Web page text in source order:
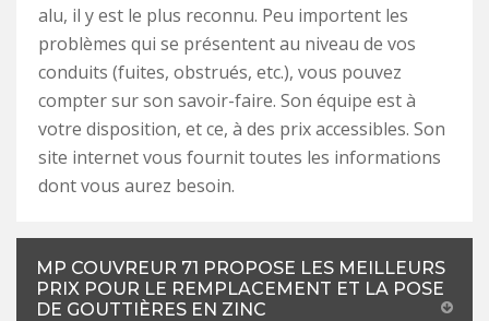
alu, il y est le plus reconnu. Peu importent les
problèmes qui se présentent au niveau de vos
conduits (fuites, obstrués, etc.), vous pouvez
compter sur son savoir-faire. Son équipe est à
votre disposition, et ce, à des prix accessibles. Son
site internet vous fournit toutes les informations
dont vous aurez besoin.
MP COUVREUR 71 PROPOSE LES MEILLEURS
PRIX POUR LE REMPLACEMENT ET LA POSE
DE GOUTTIÈRES EN ZINC